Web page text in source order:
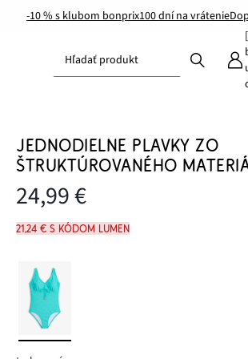
-10 % s klubom bonprix100 dní na vrátenie
Hľadať produkt
JEDNODIELNE PLAVKY ZO
ŠTRUKTÚROVANÉHO
24,99 €
21,24 € s kódom LUMEN